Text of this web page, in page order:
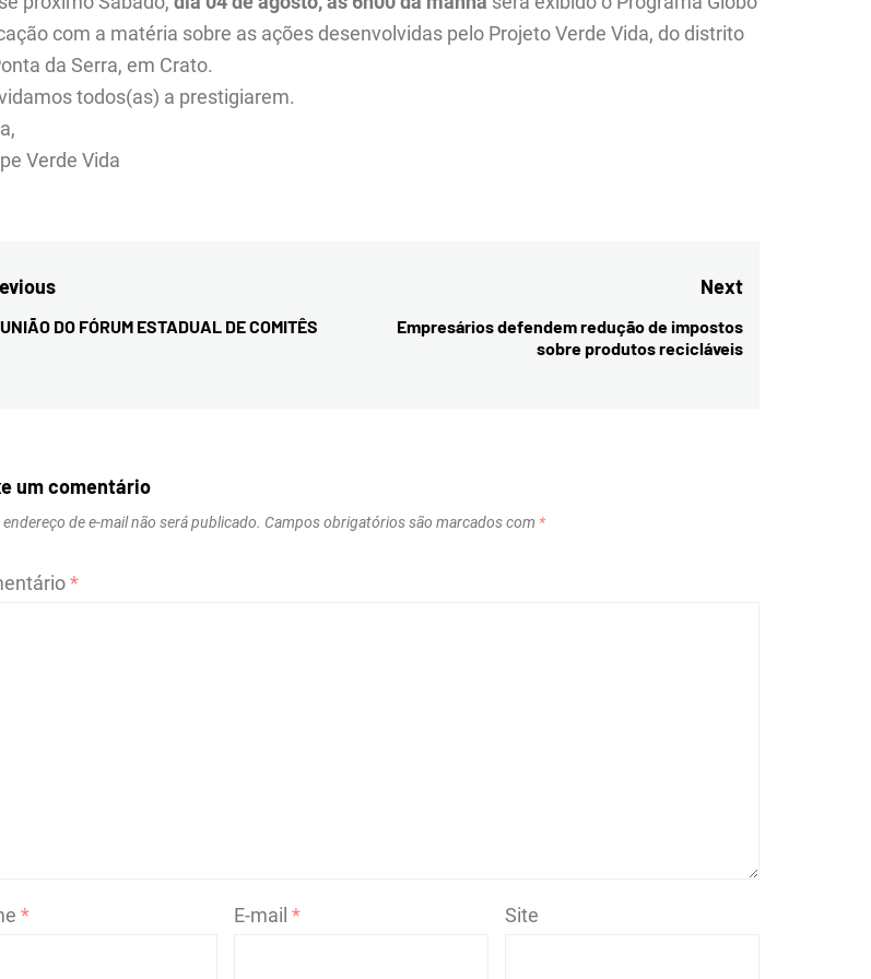
com a matéria sobre as ações desenvolvidas pelo Projeto Verde Vida, do distrito
da Serra, em Crato.
todos(as) a prestigiarem.
Verde Vida
DO FÓRUM ESTADUAL DE COMITÊS
Next
Next
Empresários defendem redução de impostos
sobre produtos recicláveis
um comentário
endereço de e-mail não será publicado. Campos obrigatórios são marcados com *
*
* E-mail * Site